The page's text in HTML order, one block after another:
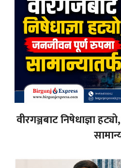
वीरगञ्जबाट निषेधाज्ञा